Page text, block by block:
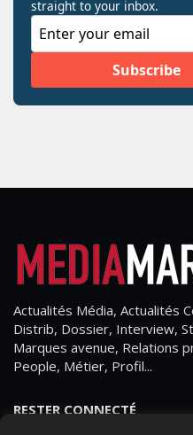
Actualités Média, Actualités
Distrib, Dossier, Interview,
Marques avenue, Relations
People, Métier, Profil...
RESTER CONNECTÉ